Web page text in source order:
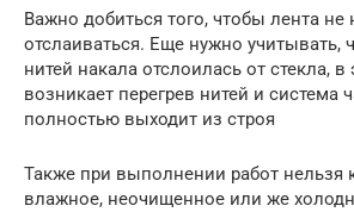
Важно добиться того, чтобы лента не
отслаиваться. Еще нужно учитывать,
нитей накала отслоилась от стекла, в
возникает перегрев нитей и система
полностью выходит из строя
Также при выполнении работ нельзя
влажное, неочищенное или же